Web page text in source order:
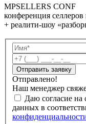
MPSELLERS CONF
конференция селлеров
+ реалити-шоу
Отправить заявку
Отправлено!
Наш менеджер
Даю согласие на
данных в